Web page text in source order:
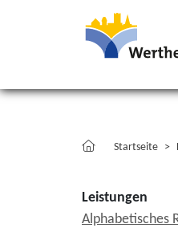
Startseite
Leistungen
Alphabetisches